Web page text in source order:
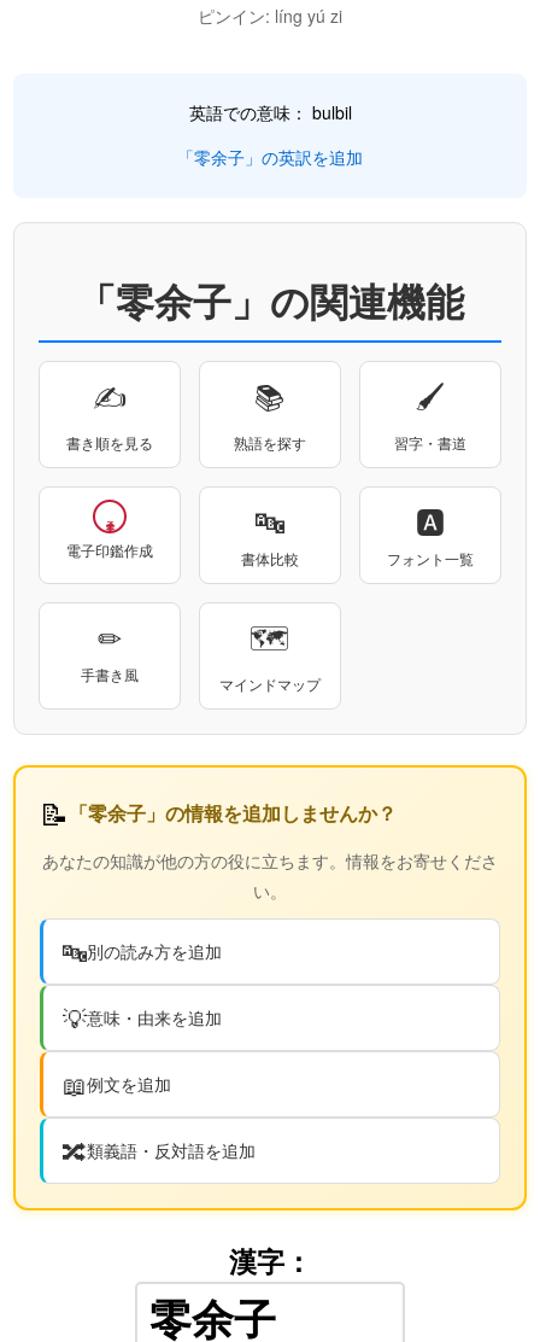
ピンイン: líng yú zi
英語での意味： bulbil
「零余子」の英訳を追加
「零余子」の関連機能
✍
書き順を見る
📚
熟語を探す
🖌
習字・書道
電子印鑑作成
🔤
書体比較
🅰
フォント一覧
✏
手書き風
🗺
マインドマップ
📝 「零余子」の情報を追加しませんか？
あなたの知識が他の方の役に立ちます。情報をお寄せくださ
い。
🔤別の読み方を追加
💡意味・由来を追加
📖例文を追加
🔀類義語・反対語を追加
漢字：